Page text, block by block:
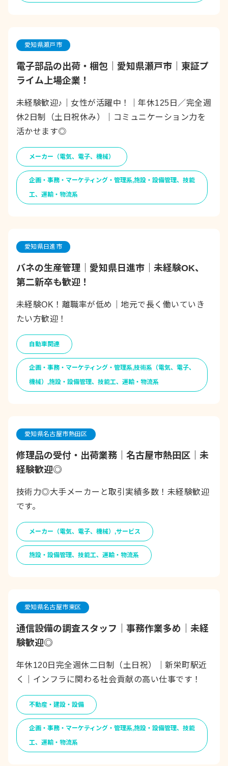
愛知県瀬戸市
電子部品の出荷・梱包｜愛知県瀬戸市｜東証プ
ライム上場企業！
未経験歓迎♪｜女性が活躍中！｜年休125日／完全週
休2日制（土日祝休み）｜コミュニケーション力を
活かせます◎
メーカー（電気、電子、機械）
企画・事務・マーケティング・管理系,施設・設備管理、技能
工、運輸・物流系
愛知県日進市
バネの生産管理｜愛知県日進市｜未経験OK、
第二新卒も歓迎！
未経験OK！離職率が低め｜地元で長く働いていき
たい方歓迎！
自動車関連
企画・事務・マーケティング・管理系,技術系（電気、電子、
機械）,施設・設備管理、技能工、運輸・物流系
愛知県名古屋市熱田区
修理品の受付・出荷業務｜名古屋市熱田区｜未
経験歓迎◎
技術力◎大手メーカーと取引実績多数！未経験歓迎
です。
メーカー（電気、電子、機械）,サービス
施設・設備管理、技能工、運輸・物流系
愛知県名古屋市東区
通信設備の調査スタッフ｜事務作業多め｜未経
験歓迎◎
年休120日完全週休二日制（土日祝）｜新栄町駅近
く｜インフラに関わる社会貢献の高い仕事です！
不動産・建設・設備
企画・事務・マーケティング・管理系,施設・設備管理、技能
工、運輸・物流系